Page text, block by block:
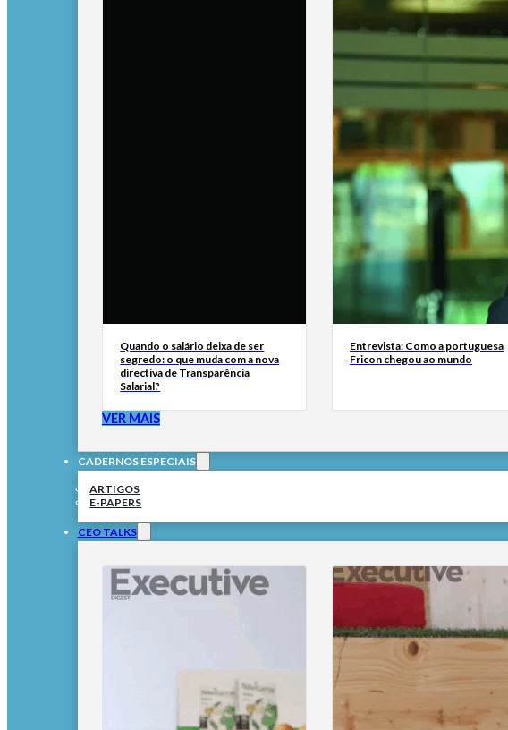
Quando o salário deixa de ser
segredo: o que muda com a nova
directiva de Transparência
Salarial?
Entrevista: Como a portuguesa
Fricon chegou ao mundo
VER MAIS
CADERNOS ESPECIAIS
ARTIGOS
E-PAPERS
CEO TALKS